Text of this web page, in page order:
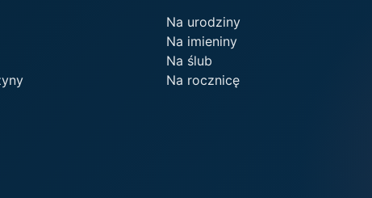
Na urodziny
Na imieniny
Na ślub
Na rocznicę